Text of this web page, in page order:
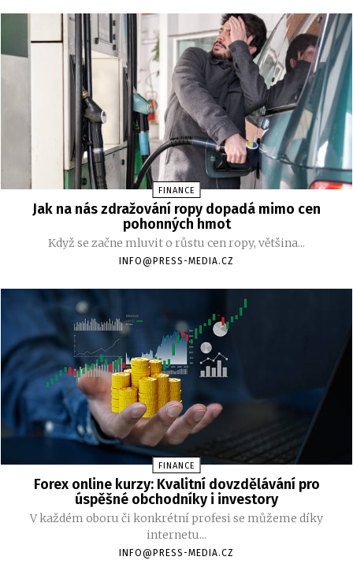
FINANCE
Jak na nás zdražování ropy dopadá mimo cen
pohonných hmot
Když se začne mluvit o růstu cen ropy, většina...
INFO@PRESS-MEDIA.CZ
FINANCE
Forex online kurzy: Kvalitní dovzdělávání pro
úspěšné obchodníky i investory
V každém oboru či konkrétní profesi se můžeme díky
internetu...
INFO@PRESS-MEDIA.CZ